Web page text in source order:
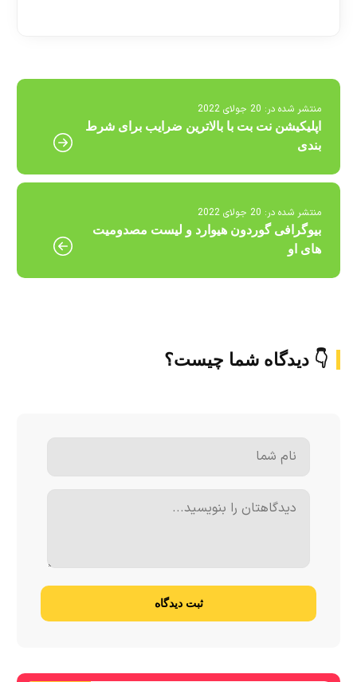
منتشر شده در: 20 جولای 2022
اپلیکیشن نت بت با بالاترین ضرایب برای شرط
بندی
منتشر شده در: 20 جولای 2022
بیوگرافی گوردون هیوارد و لیست مصدومیت
های او
👇 دیدگاه شما چیست؟
ثبت دیدگاه